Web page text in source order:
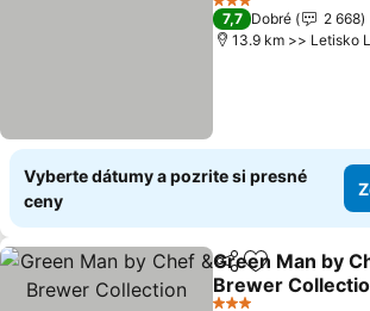
3 Počet hviezdičiek
7,7 Dobré
2 668
13.9 km >> Letisko
Vyberte dátumy a pozrite si presné
ceny
ZdieľaťPridať do
Green Man by
Brewer